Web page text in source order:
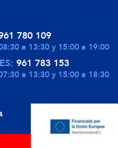
780 109
a 13:30 y 15:00 a 19:00
961 783 153
a 13:30 y 15:00 a 18:30